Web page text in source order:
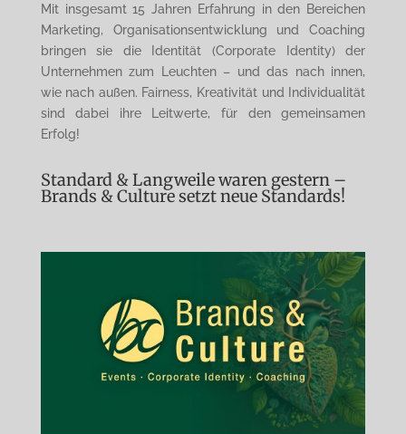
Mit insgesamt 15 Jahren Erfahrung in den Bereichen
Marketing, Organisationsentwicklung und Coaching
bringen sie die Identität (Corporate Identity) der
Unternehmen zum Leuchten – und das nach innen,
wie nach außen. Fairness, Kreativität und Individualität
sind dabei ihre Leitwerte, für den gemeinsamen
Erfolg!
Standard & Langweile waren gestern –
Brands & Culture setzt neue Standards!